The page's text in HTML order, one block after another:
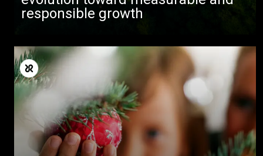
responsible growth